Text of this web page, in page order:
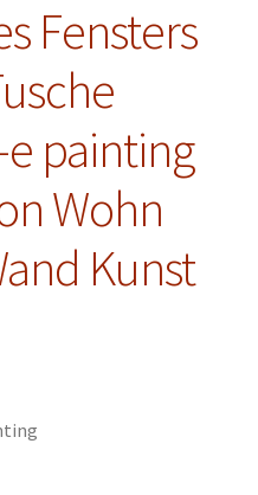
Fensters
painting
Wohn
Kunst